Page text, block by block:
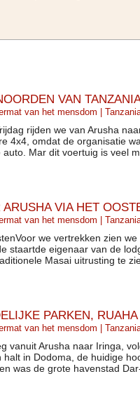
VAN
van het mensdom
rijden we van Arusha
4x4, omdat de organisatie
Mar dit voertuig is veel
VIA HET
van het mensdom
we vertrekken zien
staartde eigenaar van de
Masai uitrusting te
PARKEN, RUAHA
van het mensdom
vanuit Arusha naar Iringa,
in Dodoma, de huidige
was de grote havenstad